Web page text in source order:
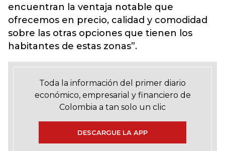
encuentran la ventaja notable que
ofrecemos en precio, calidad y comodidad
sobre las otras opciones que tienen los
habitantes de estas zonas”.
Toda la información del primer diario
económico, empresarial y financiero de
Colombia a tan solo un clic
DESCARGUE LA APP